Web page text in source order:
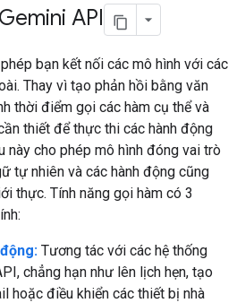
API
bạn kết nối các mô hình với các
Thay vì tạo phản hồi bằng văn
thời điểm gọi các hàm cụ thể và
thiết để thực thi các hành động
này cho phép mô hình đóng vai trò
tự nhiên và các hành động cũng
thực. Tính năng gọi hàm có 3
Tương tác với các hệ thống
chẳng hạn như lên lịch hẹn, tạo
hoặc điều khiển các thiết bị nhà